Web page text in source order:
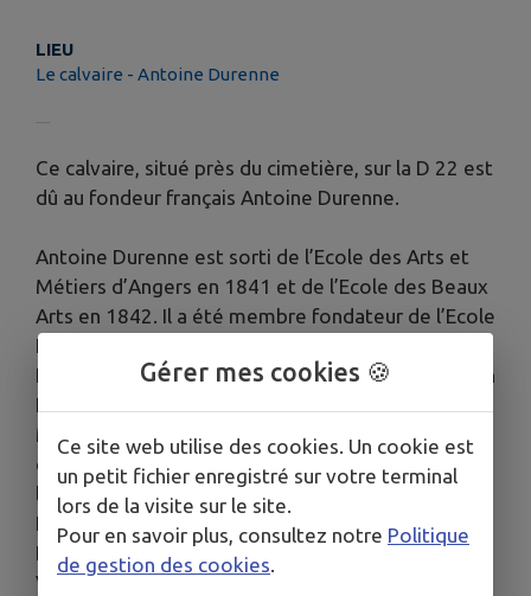
LIEU
Le calvaire - Antoine Durenne
Ce calvaire, situé près du cimetière, sur la D 22 est
dû au fondeur français Antoine Durenne.
Antoine Durenne est sorti de l’Ecole des Arts et
Métiers d’Angers en 1841 et de l’Ecole des Beaux
Arts en 1842. Il a été membre fondateur de l’Ecole
Nationale des Arts Décoratifs.
En 1857, Antoine Durenne achète l’usine du Moulin
Neuf à Sommevoire avec deux associés,
Messieurs Zégut et Petit. Un an plus tard, il
devient seul propriétaire et modernise
l’organisation et les équipements de l’usine.
La firme obtient des récompenses lors des
Expositions Universelles de Paris en 1867 et de
Vienne en 1873.
Gérer mes cookies 🍪
Ce site web utilise des cookies. Un cookie est
un petit fichier enregistré sur votre terminal
lors de la visite sur le site.
Pour en savoir plus, consultez notre Politique
de gestion des cookies.